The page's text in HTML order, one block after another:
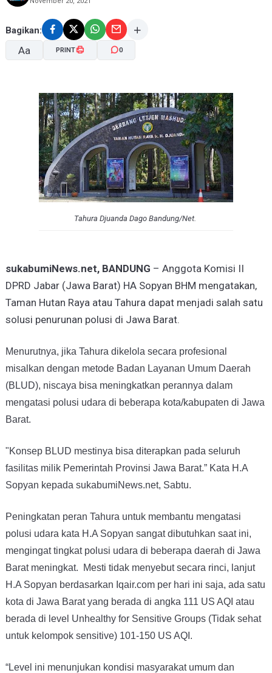
Bagikan:
Aa
A- A+
PRINT 0
Tahura Djuanda Dago Bandung/Net.
sukabumiNews.net, BANDUNG – Anggota Komisi II
DPRD Jabar (Jawa Barat) HA Sopyan BHM mengatakan,
Taman Hutan Raya atau Tahura dapat menjadi salah satu
solusi penurunan polusi di Jawa Barat.
Menurutnya, jika Tahura dikelola secara profesional
misalkan dengan metode Badan Layanan Umum Daerah
(BLUD), niscaya bisa meningkatkan perannya dalam
mengatasi polusi udara di beberapa kota/kabupaten di Jawa
Barat.
"Konsep BLUD mestinya bisa diterapkan pada seluruh
fasilitas milik Pemerintah Provinsi Jawa Barat.” Kata H.A
Sopyan kepada sukabumiNews.net, Sabtu.
Peningkatan peran Tahura untuk membantu mengatasi
polusi udara kata H.A Sopyan sangat dibutuhkan saat ini,
mengingat tingkat polusi udara di beberapa daerah di Jawa
Barat meningkat. Mesti tidak menyebut secara rinci, lanjut
H.A Sopyan berdasarkan Iqair.com per hari ini saja, ada satu
kota di Jawa Barat yang berada di angka 111 US AQI atau
berada di level Unhealthy for Sensitive Groups (Tidak sehat
untuk kelompok sensitive) 101-150 US AQI.
“Level ini menunjukan kondisi masyarakat umum dan